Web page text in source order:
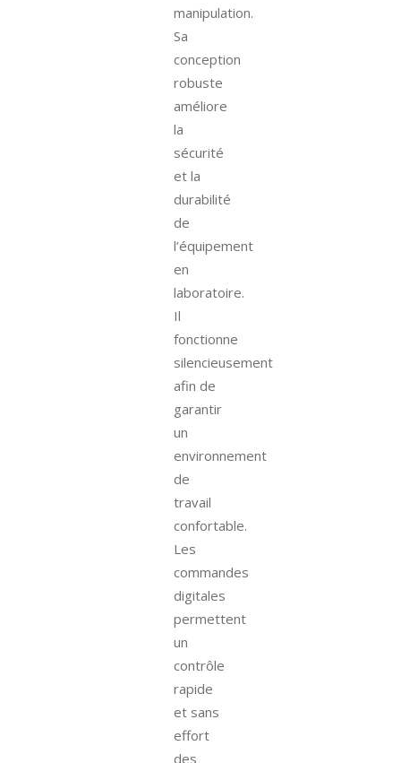
manipulation.
Sa
conception
robuste
améliore
la
sécurité
et la
durabilité
de
l’équipement
en
laboratoire.
Il
fonctionne
silencieusement
afin de
garantir
un
environnement
de
travail
confortable.
Les
commandes
digitales
permettent
un
contrôle
rapide
et sans
effort
des